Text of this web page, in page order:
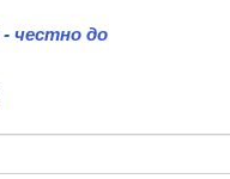
честно до